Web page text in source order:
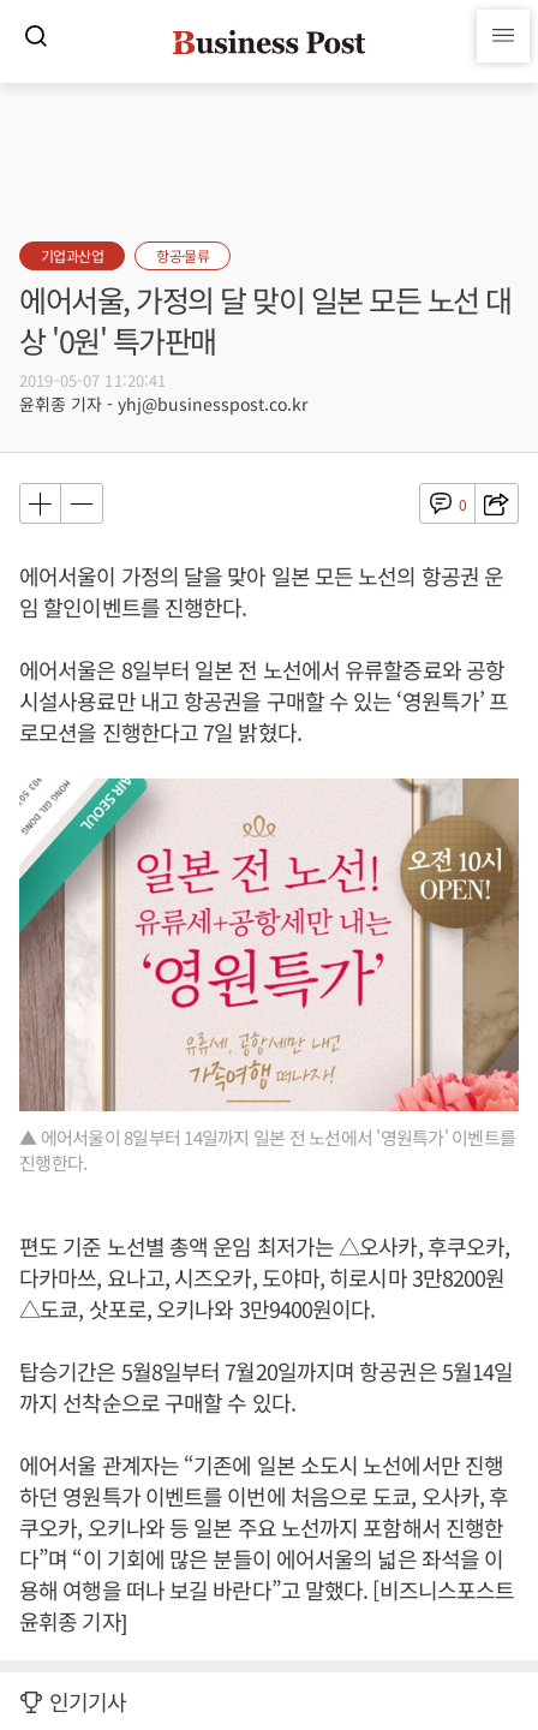
기업과산업 항공·물류
에어서울, 가정의 달 맞이 일본 모든 노선 대
상 '0원' 특가판매
2019-05-07 11:20:41
윤휘종 기자 - yhj@businesspost.co.kr
0
에어서울이 가정의 달을 맞아 일본 모든 노선의 항공권 운
임 할인이벤트를 진행한다.
에어서울은 8일부터 일본 전 노선에서 유류할증료와 공항
시설사용료만 내고 항공권을 구매할 수 있는 ‘영원특가’ 프
로모션을 진행한다고 7일 밝혔다.
▲ 에어서울이 8일부터 14일까지 일본 전 노선에서 '영원특가' 이벤트를
진행한다.
편도 기준 노선별 총액 운임 최저가는 △오사카, 후쿠오카,
다카마쓰, 요나고, 시즈오카, 도야마, 히로시마 3만8200원
△도쿄, 삿포로, 오키나와 3만9400원이다.
탑승기간은 5월8일부터 7월20일까지며 항공권은 5월14일
까지 선착순으로 구매할 수 있다.
에어서울 관계자는 “기존에 일본 소도시 노선에서만 진행
하던 영원특가 이벤트를 이번에 처음으로 도쿄, 오사카, 후
쿠오카, 오키나와 등 일본 주요 노선까지 포함해서 진행한
다”며 “이 기회에 많은 분들이 에어서울의 넓은 좌석을 이
용해 여행을 떠나 보길 바란다”고 말했다. [비즈니스포스트
윤휘종 기자]
인기기사